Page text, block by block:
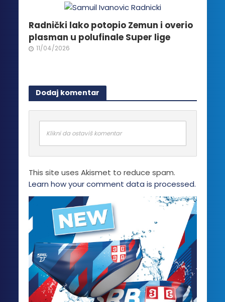
Radnički lako potopio Zemun i overio
plasman u polufinale Super lige
11/04/2026
Dodaj komentar
Klikni da ostaviš komentar
This site uses Akismet to reduce spam.
Learn how your comment data is processed.